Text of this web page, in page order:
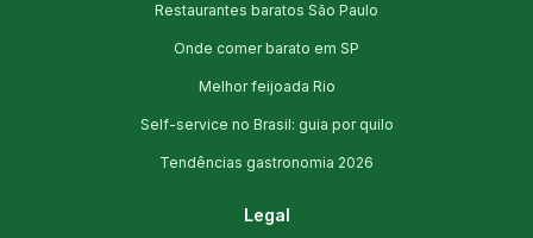
Restaurantes baratos São Paulo
Onde comer barato em SP
Melhor feijoada Rio
Self-service no Brasil: guia por quilo
Tendências gastronomia 2026
Legal